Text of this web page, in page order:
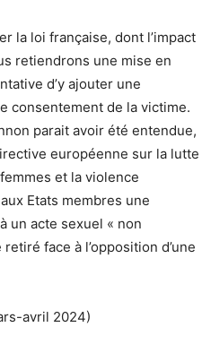
la loi française, dont l’impact
retiendrons une mise en
d’y ajouter une
consentement de la victime.
parait avoir été entendue,
européenne sur la lutte
et la violence
Etats membres une
un acte sexuel « non
face à l’opposition d’une
avril 2024)